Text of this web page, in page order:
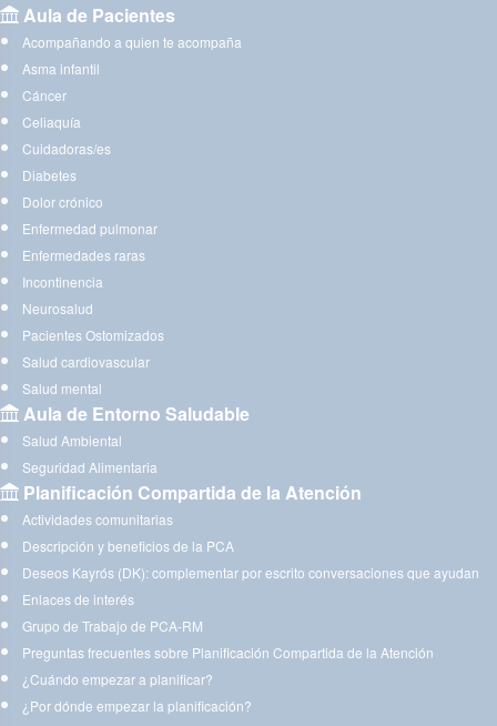
Aula de Pacientes
Acompañando a quien te acompaña
Asma infantil
Cáncer
Celiaquía
Cuidadoras/es
Diabetes
Dolor crónico
Enfermedad pulmonar
Enfermedades raras
Incontinencia
Neurosalud
Pacientes Ostomizados
Salud cardiovascular
Salud mental
Aula de Entorno Saludable
Salud Ambiental
Seguridad Alimentaria
Planificación Compartida de la Atención
Actividades comunitarias
Descripción y beneficios de la PCA
Deseos Kayrós (DK): complementar por escrito conversaciones que ayudan
Enlaces de interés
Grupo de Trabajo de PCA-RM
Preguntas frecuentes sobre Planificación Compartida de la Atención
¿Cuándo empezar a planificar?
¿Por dónde empezar la planificación?